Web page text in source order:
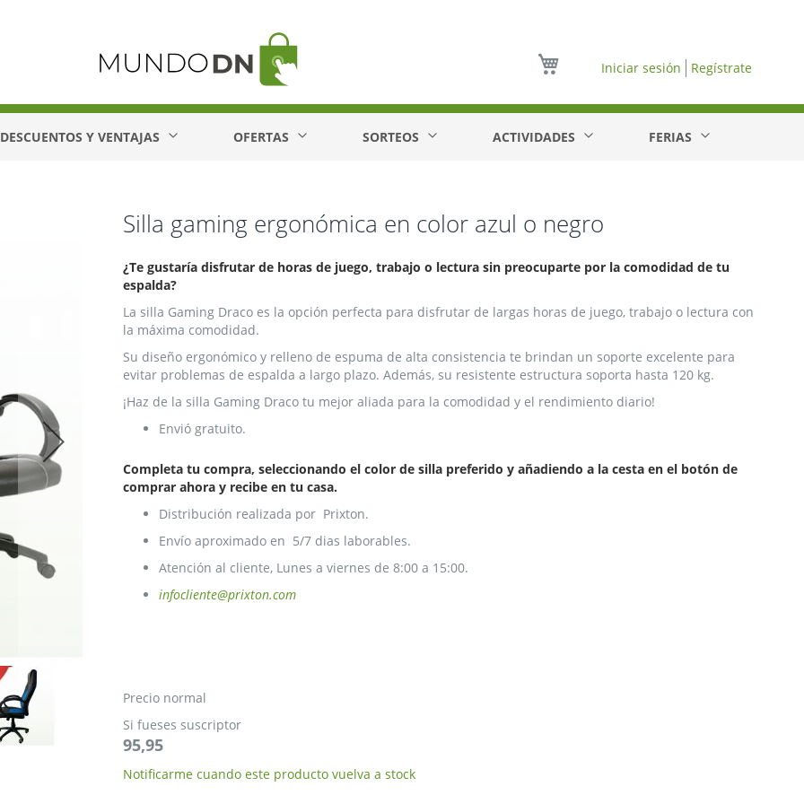
Iniciar sesión Regístrate
DESCUENTOS Y VENTAJAS OFERTAS SORTEOS ACTIVIDADES FERIAS
Silla gaming ergonómica en color azul o negro
¿Te gustaría disfrutar de horas de juego, trabajo o lectura sin preocuparte por la comodidad de tu
espalda?
La silla Gaming Draco es la opción perfecta para disfrutar de largas horas de juego, trabajo o lectura con
la máxima comodidad.
Su diseño ergonómico y relleno de espuma de alta consistencia te brindan un soporte excelente para
evitar problemas de espalda a largo plazo. Además, su resistente estructura soporta hasta 120 kg.
¡Haz de la silla Gaming Draco tu mejor aliada para la comodidad y el rendimiento diario!
Envió gratuito.
Completa tu compra, seleccionando el color de silla preferido y añadiendo a la cesta en el botón de
comprar ahora y recibe en tu casa.
Distribución realizada por Prixton.
Envío aproximado en 5/7 dias laborables.
Atención al cliente, Lunes a viernes de 8:00 a 15:00.
infocliente@prixton.com
Precio normal
Si fueses suscriptor
95,95
Notificarme cuando este producto vuelva a stock